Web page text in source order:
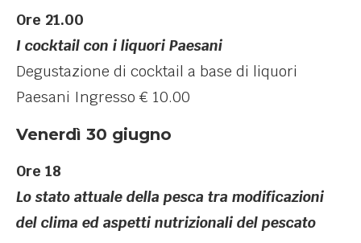
Ore 21.00
I cocktail con i liquori Paesani
Degustazione di cocktail a base di liquori
Paesani Ingresso € 10.00
Venerdì 30 giugno
Ore 18
Lo stato attuale della pesca tra modificazioni
del clima ed aspetti nutrizionali del pescato